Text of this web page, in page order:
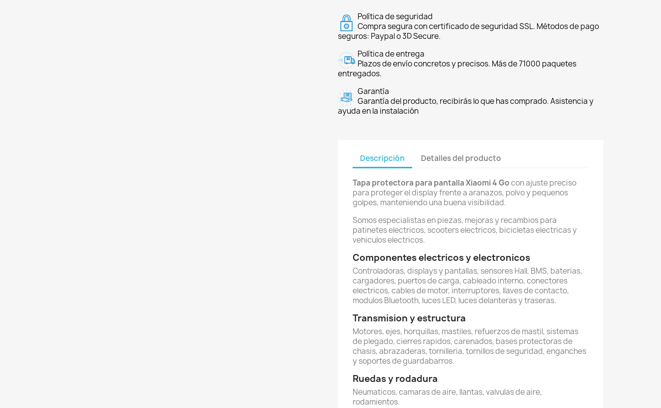
Política de seguridad
Compra segura con certificado de seguridad SSL. Métodos de pago
seguros: Paypal o 3D Secure.
Política de entrega
Plazos de envío concretos y precisos. Más de 71000 paquetes
entregados.
Garantía
Garantía del producto, recibirás lo que has comprado. Asistencia y
ayuda en la instalación
Descripción Detalles del producto
Tapa protectora para pantalla Xiaomi 4 Gocon ajuste preciso
para proteger el display frente a aranazos, polvo y pequenos
golpes, manteniendo una buena visibilidad.
Somos especialistas en piezas, mejoras y recambios para
patinetes electricos, scooters electricos, bicicletas electricas y
vehiculos electricos.
Componentes electricos y electronicos
Controladoras, displays y pantallas, sensores Hall, BMS, baterias,
cargadores, puertos de carga, cableado interno, conectores
electricos, cables de motor, interruptores, llaves de contacto,
modulos Bluetooth, luces LED, luces delanteras y traseras.
Transmision y estructura
Motores, ejes, horquillas, mastiles, refuerzos de mastil, sistemas
de plegado, cierres rapidos, carenados, bases protectoras de
chasis, abrazaderas, tornilleria, tornillos de seguridad, enganches
y soportes de guardabarros.
Ruedas y rodadura
Neumaticos, camaras de aire, llantas, valvulas de aire,
rodamientos.